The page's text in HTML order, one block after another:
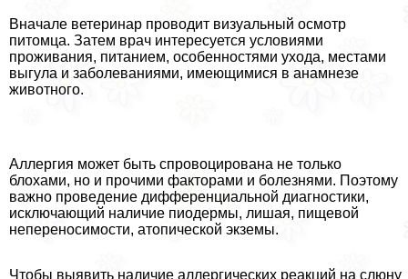
Вначале ветеринар проводит визуальный осмотр
питомца. Затем врач интересуется условиями
проживания, питанием, особенностями ухода, местами
выгула и заболеваниями, имеющимися в анамнезе
животного.
Аллергия может быть спровоцирована не только
блохами, но и прочими факторами и болезнями. Поэтому
важно проведение дифференциальной диагностики,
исключающий наличие пиодермы, лишая, пищевой
непереносимости, атопической экземы.
Чтобы выявить наличие аллергических реакций на слюну